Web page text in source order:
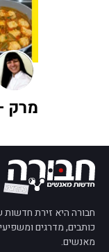
מרק
חבורה היא זירת
כותבים, מדרגים
מאנשים.